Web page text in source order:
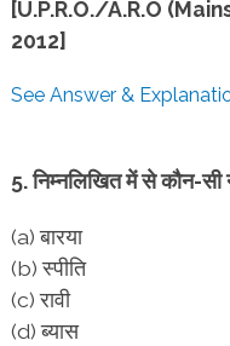
[U.P.R.O./A.R.O
2012]
See Answer &
5. निम्नलिखित में से कौन-
(a) बारया
(b) स्पीति
(c) रावी
(d) ब्यास